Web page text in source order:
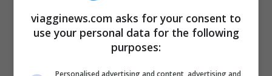
dal 9 al 17 novembre
Festa del Torrone a Cremona
viagginews.com asks for your consent to
use your personal data for the following
purposes:
Personalised advertising and content, advertising and